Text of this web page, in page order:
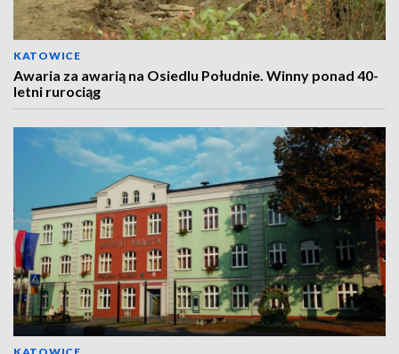
KATOWICE
Awaria za awarią na Osiedlu Południe. Winny ponad 40-
letni rurociąg